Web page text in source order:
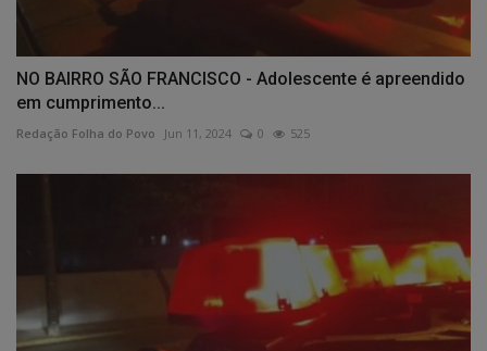
NO BAIRRO SÃO FRANCISCO - Adolescente é apreendido
em cumprimento...
Redação Folha do Povo Jun 11, 2024 0 525